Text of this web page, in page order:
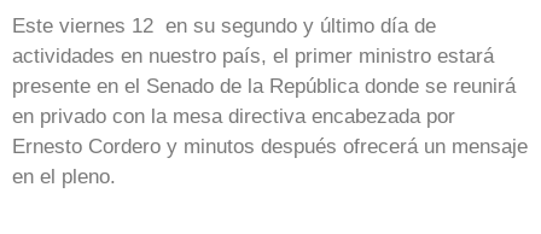
Este viernes 12 en su segundo y último día de
actividades en nuestro país, el primer ministro estará
presente en el Senado de la República donde se reunirá
en privado con la mesa directiva encabezada por
Ernesto Cordero y minutos después ofrecerá un mensaje
en el pleno.